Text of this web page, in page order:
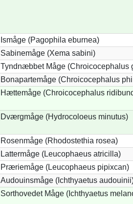
Ismåge (Pagophila eburnea)
Sabinemåge (Xema sabini)
Tyndnæbbet Måge (Chroicocephalus
Bonapartemåge (Chroicocephalus
Hættemåge (Chroicocephalus
Dværgmåge (Hydrocoloeus minutus)
Rosenmåge (Rhodostethia rosea)
Lattermåge (Leucophaeus atricilla)
Præriemåge (Leucophaeus pipixcan)
Audouinsmåge (Ichthyaetus
Sorthovedet Måge (Ichthyaetus